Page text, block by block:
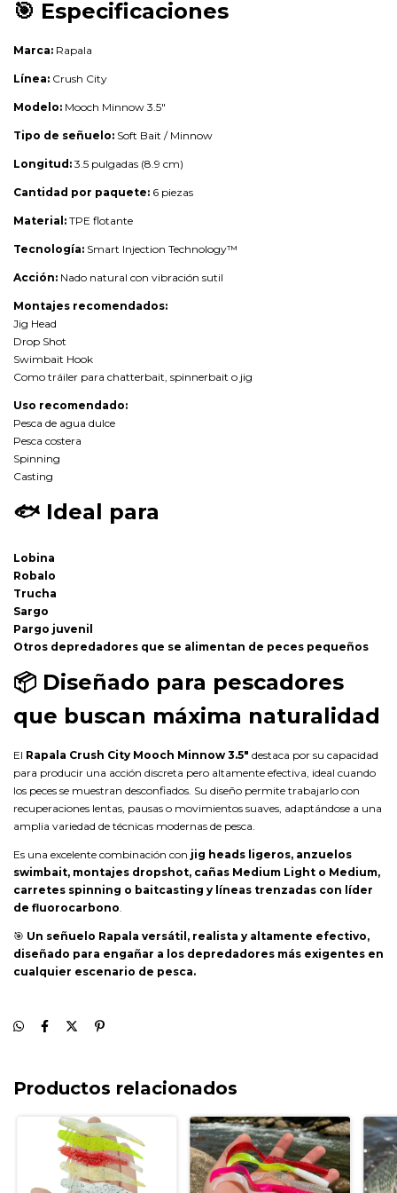
🎯 Especificaciones
Marca: Rapala
Línea: Crush City
Modelo: Mooch Minnow 3.5"
Tipo de señuelo: Soft Bait / Minnow
Longitud: 3.5 pulgadas (8.9 cm)
Cantidad por paquete: 6 piezas
Material: TPE flotante
Tecnología: Smart Injection Technology™
Acción: Nado natural con vibración sutil
Montajes recomendados:
Jig Head
Drop Shot
Swimbait Hook
Como tráiler para chatterbait, spinnerbait o jig
Uso recomendado:
Pesca de agua dulce
Pesca costera
Spinning
Casting
🐟 Ideal para
Lobina
Robalo
Trucha
Sargo
Pargo juvenil
Otros depredadores que se alimentan de peces pequeños
📦 Diseñado para pescadores
que buscan máxima naturalidad
El Rapala Crush City Mooch Minnow 3.5" destaca por su capacidad
para producir una acción discreta pero altamente efectiva, ideal cuando
los peces se muestran desconfiados. Su diseño permite trabajarlo con
recuperaciones lentas, pausas o movimientos suaves, adaptándose a una
amplia variedad de técnicas modernas de pesca.
Es una excelente combinación con jig heads ligeros, anzuelos
swimbait, montajes dropshot, cañas Medium Light o Medium,
carretes spinning o baitcasting y líneas trenzadas con líder
de fluorocarbono.
🎯 Un señuelo Rapala versátil, realista y altamente efectivo,
diseñado para engañar a los depredadores más exigentes en
cualquier escenario de pesca.
Productos relacionados